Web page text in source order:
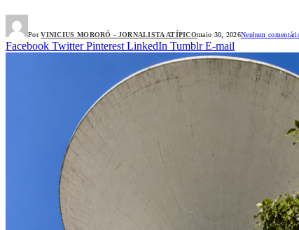
Por VINICIUS MORORÓ - JORNALISTA ATÍPICOmaio 30, 2026Nenhum
Facebook Twitter Pinterest LinkedIn Tumblr E-mail